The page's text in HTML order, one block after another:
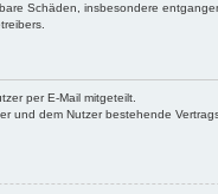
Schäden, insbesondere
per E-Mail mitgeteilt.
dem Nutzer bestehende